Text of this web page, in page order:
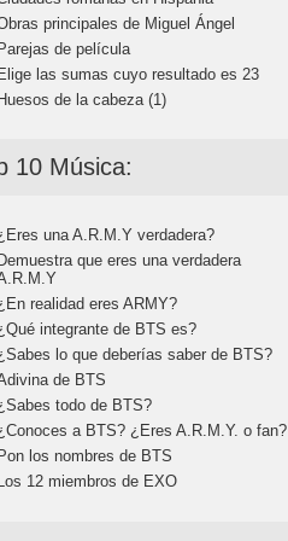
principales de Miguel Ángel
de película
las sumas cuyo resultado es 23
de la cabeza (1)
10 Música:
una A.R.M.Y verdadera?
que eres una verdadera
realidad eres ARMY?
integrante de BTS es?
lo que deberías saber de BTS?
de BTS
todo de BTS?
a BTS? ¿Eres A.R.M.Y. o fan?
los nombres de BTS
12 miembros de EXO